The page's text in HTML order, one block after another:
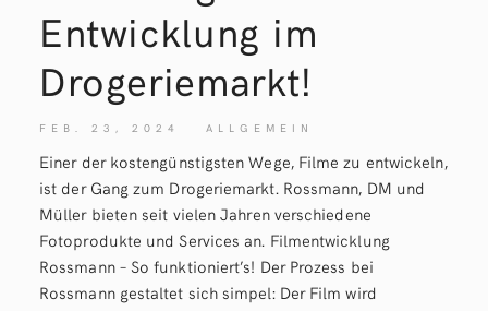
Entwicklung im
Drogeriemarkt!
FEB. 23, 2024 ALLGEMEIN
Einer der kostengünstigsten Wege, Filme zu entwickeln,
ist der Gang zum Drogeriemarkt. Rossmann, DM und
Müller bieten seit vielen Jahren verschiedene
Fotoprodukte und Services an. Filmentwicklung
Rossmann – So funktioniert’s! Der Prozess bei
Rossmann gestaltet sich simpel: Der Film wird